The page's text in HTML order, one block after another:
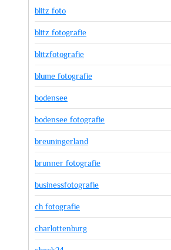
blitz foto
blitz fotografie
blitzfotografie
blume fotografie
bodensee
bodensee fotografie
breuningerland
brunner fotografie
businessfotografie
ch fotografie
charlottenburg